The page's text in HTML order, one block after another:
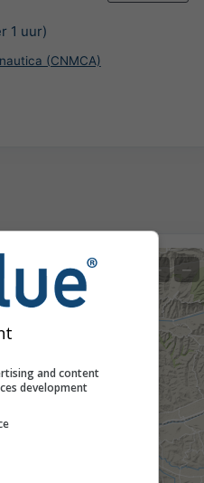
1 uur)
(CNMCA)
© + −
and content
development